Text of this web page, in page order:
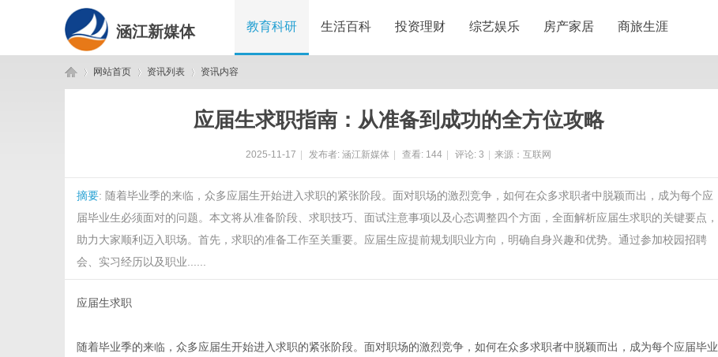
涵江新媒体 教育科研 生活百科 投资理财 综艺娱乐 房产家居 商旅生涯
网站首页 资讯列表 资讯内容
应届生求职指南：从准备到成功的全方位攻略
2025-11-17 发布者: 涵江新媒体 查看: 144 评论: 3 来源：互联网
摘要: 随着毕业季的来临，众多应届生开始进入求职的紧张阶段。面对职场的激烈竞争，如何在众多求职者中脱颖而出，成为每个应
届毕业生必须面对的问题。本文将从准备阶段、求职技巧、面试注意事项以及心态调整四个方面，全面解析应届生求职的关键要点，
助力大家顺利迈入职场。首先，求职的准备工作至关重要。应届生应提前规划职业方向，明确自身兴趣和优势。通过参加校园招聘
会、实习经历以及职业......
应届生求职
随着毕业季的来临，众多应届生开始进入求职的紧张阶段。面对职场的激烈竞争，如何在众多求职者中脱颖而出，成为每个应届毕业